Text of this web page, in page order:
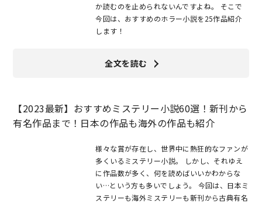
か読むのを止められないんですよね。 そこで
今回は、おすすめのホラー小説を25作品紹介
します！
全文を読む
【2023最新】おすすめミステリー小説60選！新刊から
有名作品まで！日本の作品も海外の作品も紹介
様々な賞が存在し、世界中に熱狂的なファンが
多くいるミステリー小説。 しかし、それゆえ
に作品数が多く、何を読めばいいかわからな
い…という方も多いでしょう。 今回は、日本ミ
ステリーも海外ミステリーも新刊から古典有名